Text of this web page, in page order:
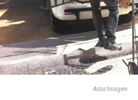
Autor/Imagem: